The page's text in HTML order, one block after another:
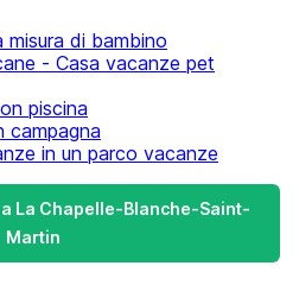
di bambino
- Casa vacanze pet
piscina
campagna
in un parco vacanze
La Chapelle-Blanche-Saint-
Martin